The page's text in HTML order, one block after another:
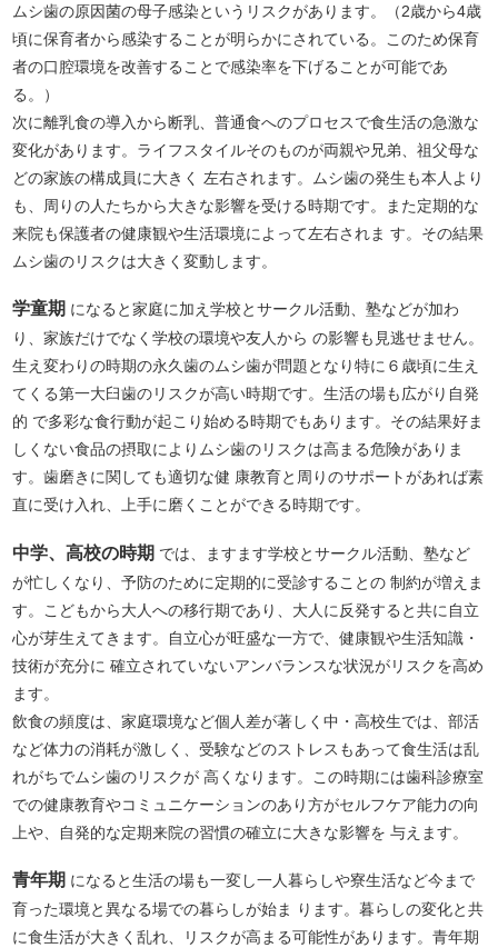
ムシ歯の原因菌の母子感染というリスクがあります。（2歳から4歳
頃に保育者から感染することが明らかにされている。このため保育
者の口腔環境を改善することで感染率を下げることが可能であ
る。）
次に離乳食の導入から断乳、普通食へのプロセスで食生活の急激な
変化があります。ライフスタイルそのものが両親や兄弟、祖父母な
どの家族の構成員に大きく 左右されます。ムシ歯の発生も本人より
も、周りの人たちから大きな影響を受ける時期です。また定期的な
来院も保護者の健康観や生活環境によって左右されま す。その結果
ムシ歯のリスクは大きく変動します。
学童期 になると家庭に加え学校とサークル活動、塾などが加わ
り、家族だけでなく学校の環境や友人から の影響も見逃せません。
生え変わりの時期の永久歯のムシ歯が問題となり特に６歳頃に生え
てくる第一大臼歯のリスクが高い時期です。生活の場も広がり自発
的 で多彩な食行動が起こり始める時期でもあります。その結果好ま
しくない食品の摂取によりムシ歯のリスクは高まる危険がありま
す。歯磨きに関しても適切な健 康教育と周りのサポートがあれば素
直に受け入れ、上手に磨くことができる時期です。
中学、高校の時期 では、ますます学校とサークル活動、塾など
が忙しくなり、予防のために定期的に受診することの 制約が増えま
す。こどもから大人への移行期であり、大人に反発すると共に自立
心が芽生えてきます。自立心が旺盛な一方で、健康観や生活知識・
技術が充分に 確立されていないアンバランスな状況がリスクを高め
ます。
飲食の頻度は、家庭環境など個人差が著しく中・高校生では、部活
など体力の消耗が激しく、受験などのストレスもあって食生活は乱
れがちでムシ歯のリスクが 高くなります。この時期には歯科診療室
での健康教育やコミュニケーションのあり方がセルフケア能力の向
上や、自発的な定期来院の習慣の確立に大きな影響を 与えます。
青年期 になると生活の場も一変し一人暮らしや寮生活など今まで
育った環境と異なる場での暮らしが始ま ります。暮らしの変化と共
に食生活が大きく乱れ、リスクが高まる可能性があります。青年期